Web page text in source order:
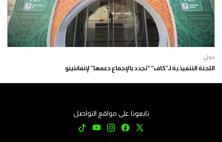
دولي
اللجنة التنفيذية لـ”كاف” “تجدد بالإجماع دعمها” لإنفانتينو
تابعونا على مواقع التواصل